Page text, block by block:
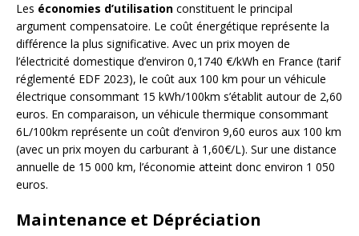
Les économies d’utilisation constituent le principal
argument compensatoire. Le coût énergétique représente la
différence la plus significative. Avec un prix moyen de
l’électricité domestique d’environ 0,1740 €/kWh en France (tarif
réglementé EDF 2023), le coût aux 100 km pour un véhicule
électrique consommant 15 kWh/100km s’établit autour de 2,60
euros. En comparaison, un véhicule thermique consommant
6L/100km représente un coût d’environ 9,60 euros aux 100 km
(avec un prix moyen du carburant à 1,60€/L). Sur une distance
annuelle de 15 000 km, l’économie atteint donc environ 1 050
euros.
Maintenance et Dépréciation